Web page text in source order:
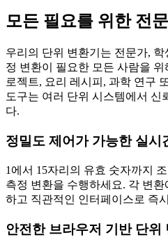
모든 필요를 위한 전
우리의 단위 변환기는 전문가,
정 변환이 필요한 모든 사람을
로젝트, 요리 레시피, 과학 연구
도구는 여러 단위 시스템에서 신
다.
정밀도 제어가 가능한 실시
1에서 15자리의 유효 숫자까지
측정 변환을 수행하세요. 각 변
하고 직관적인 인터페이스로 즉
안전한 브라우저 기반 단위